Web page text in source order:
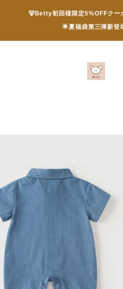
🐻Betty初回様限定5%OFFクー
🌟夏福袋第三弾新登